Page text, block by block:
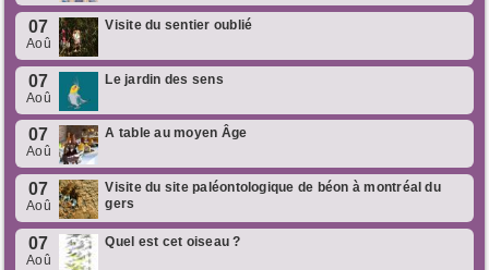
07
Aoû
Visite du sentier oublié
07
Aoû
Le jardin des sens
07
Aoû
A table au moyen Âge
07
Aoû
Visite du site paléontologique de béon à montréal du
gers
07
Aoû
Quel est cet oiseau ?